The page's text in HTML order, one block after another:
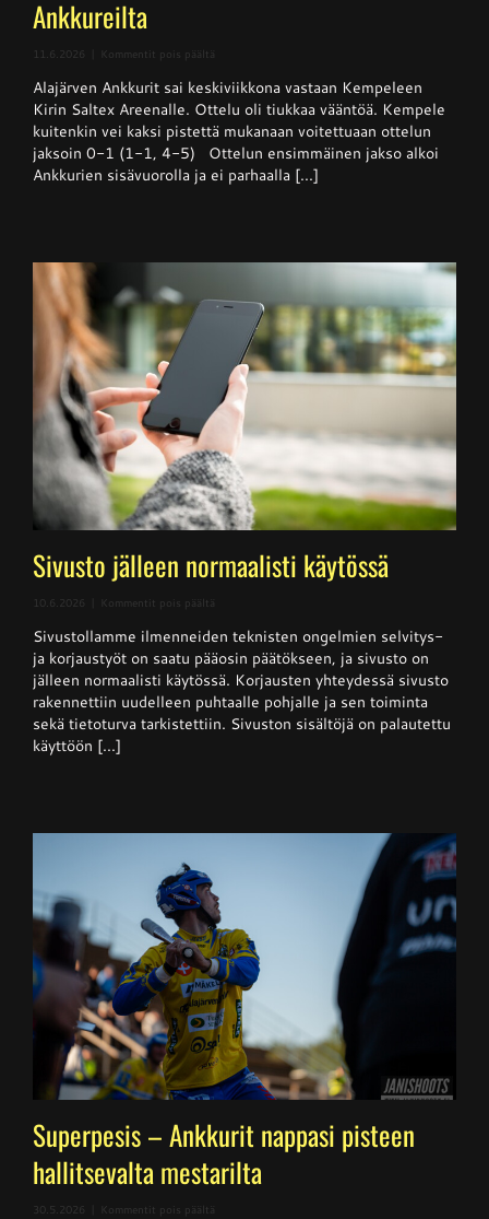
Ankkureilta
11.6.2026 Kommentit pois päältä
–
Kempele
haki
niukan
voiton
Ankkureilta
Alajärven Ankkurit sai keskiviikkona vastaan Kempeleen
Kirin Saltex Areenalle. Ottelu oli tiukkaa vääntöä. Kempele
kuitenkin vei kaksi pistettä mukanaan voitettuaan ottelun
jaksoin 0-1 (1-1, 4-5) Ottelun ensimmäinen jakso alkoi
Ankkurien sisävuorolla ja ei parhaalla [...]
Sivusto jälleen normaalisti käytössä
10.6.2026 Kommentit pois päältä
jälleen
normaalisti
käytössä
Sivustollamme ilmenneiden teknisten ongelmien selvitys-
ja korjaustyöt on saatu pääosin päätökseen, ja sivusto on
jälleen normaalisti käytössä. Korjausten yhteydessä sivusto
rakennettiin uudelleen puhtaalle pohjalle ja sen toiminta
sekä tietoturva tarkistettiin. Sivuston sisältöjä on palautettu
käyttöön [...]
Superpesis – Ankkurit nappasi pisteen
hallitsevalta mestarilta
30.5.2026 Kommentit pois päältä